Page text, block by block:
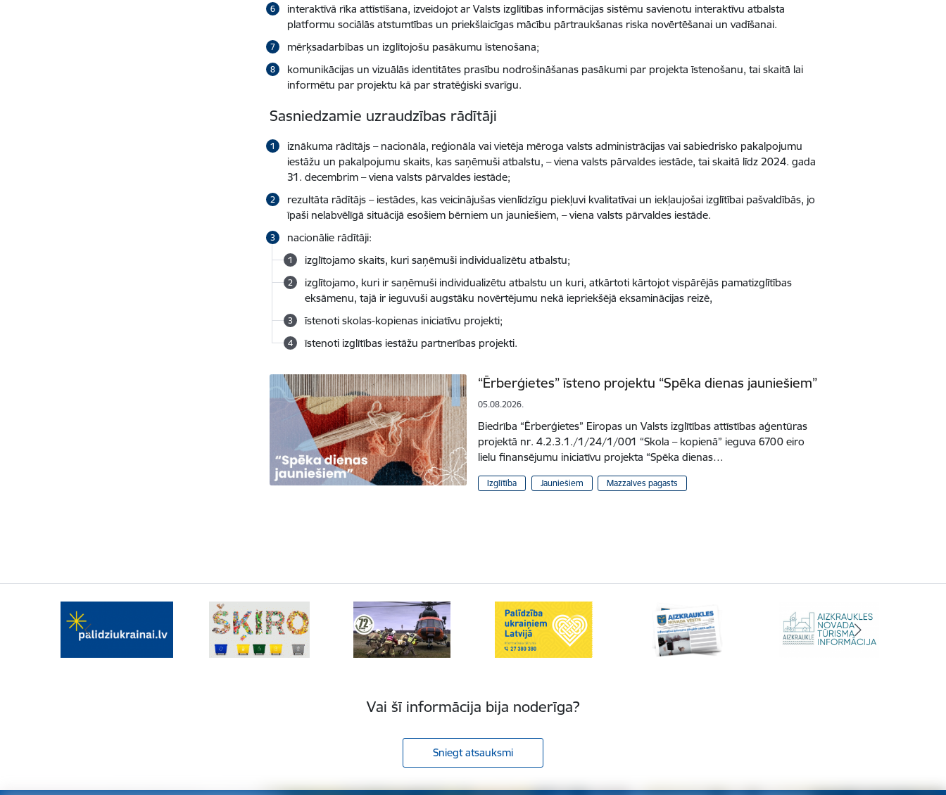
interaktīvā rīka attīstīšana, izveidojot ar Valsts izglītības informācijas sistēmu savienotu interaktīvu atbalsta
platformu sociālās atstumtības un priekšlaicīgas mācību pārtraukšanas riska novērtēšanai un vadīšanai.
mērķsadarbības un izglītojošu pasākumu īstenošana;
komunikācijas un vizuālās identitātes prasību nodrošināšanas pasākumi par projekta īstenošanu, tai skaitā lai
informētu par projektu kā par stratēģiski svarīgu.
Sasniedzamie uzraudzības rādītāji
iznākuma rādītājs – nacionāla, reģionāla vai vietēja mēroga valsts administrācijas vai sabiedrisko pakalpojumu
iestāžu un pakalpojumu skaits, kas saņēmuši atbalstu, – viena valsts pārvaldes iestāde, tai skaitā līdz 2024. gada
31. decembrim – viena valsts pārvaldes iestāde;
rezultāta rādītājs – iestādes, kas veicinājušas vienlīdzīgu piekļuvi kvalitatīvai un iekļaujošai izglītībai pašvaldībās, jo
īpaši nelabvēlīgā situācijā esošiem bērniem un jauniešiem, – viena valsts pārvaldes iestāde.
nacionālie rādītāji:
izglītojamo skaits, kuri saņēmuši individualizētu atbalstu;
izglītojamo, kuri ir saņēmuši individualizētu atbalstu un kuri, atkārtoti kārtojot vispārējās pamatizglītības
eksāmenu, tajā ir ieguvuši augstāku novērtējumu nekā iepriekšējā eksaminācijas reizē,
īstenoti skolas-kopienas iniciatīvu projekti;
īstenoti izglītības iestāžu partnerības projekti.
“Ērberģietes” īsteno projektu “Spēka dienas jauniešiem”
05.08.2026.
Biedrība “Ērberģietes” Eiropas un Valsts izglītības attīstības aģentūras
projektā nr. 4.2.3.1./1/24/1/001 “Skola – kopienā” ieguva 6700 eiro
lielu finansējumu iniciatīvu projekta “Spēka dienas…
Izglītība Jauniešiem Mazzalves pagasts
Vai šī informācija bija noderīga?
Sniegt atsauksmi